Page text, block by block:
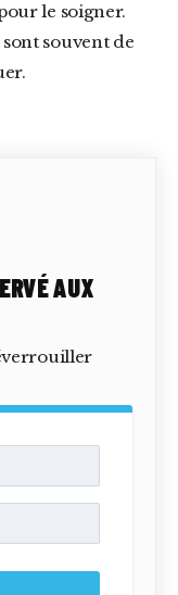
le soigner.
souvent de
AUX